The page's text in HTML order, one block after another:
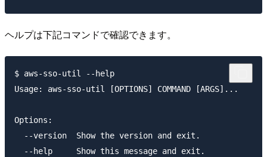
ヘルプは下記コマンドで確認できます。
$ aws-sso-util --help
Usage: aws-sso-util [OPTIONS] COMMAND [ARGS]...
Options:
  --version  Show the version and exit.
  --help     Show this message and exit.